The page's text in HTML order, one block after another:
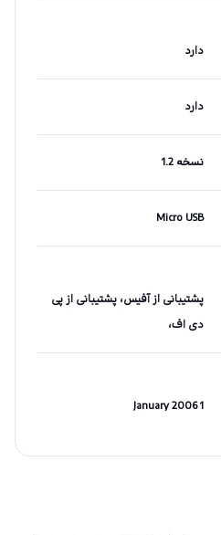
دارد
دارد
نسخه 1.2
Micro USB
پشتیبانی از آفیس، پشتیبانی از پی
دی اف،
1 January 2006